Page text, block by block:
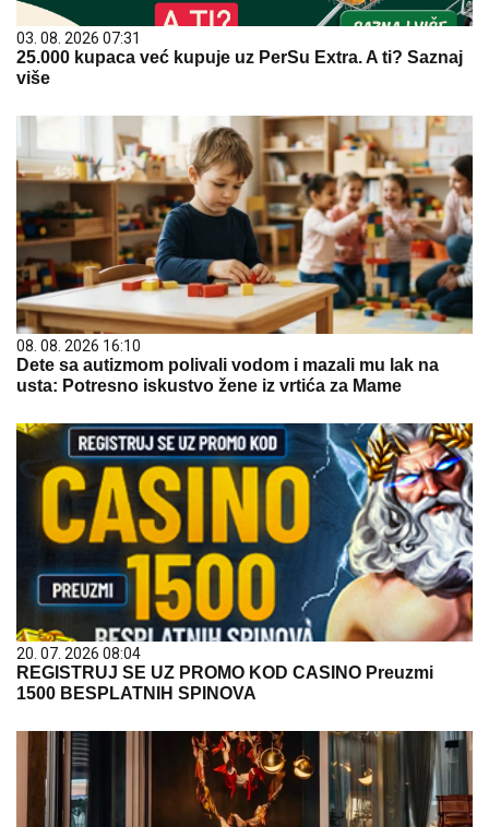
03. 08. 2026 07:31
25.000 kupaca već kupuje uz PerSu Extra. A ti? Saznaj
više
08. 08. 2026 16:10
Dete sa autizmom polivali vodom i mazali mu lak na
usta: Potresno iskustvo žene iz vrtića za Mame
20. 07. 2026 08:04
REGISTRUJ SE UZ PROMO KOD CASINO Preuzmi
1500 BESPLATNIH SPINOVA